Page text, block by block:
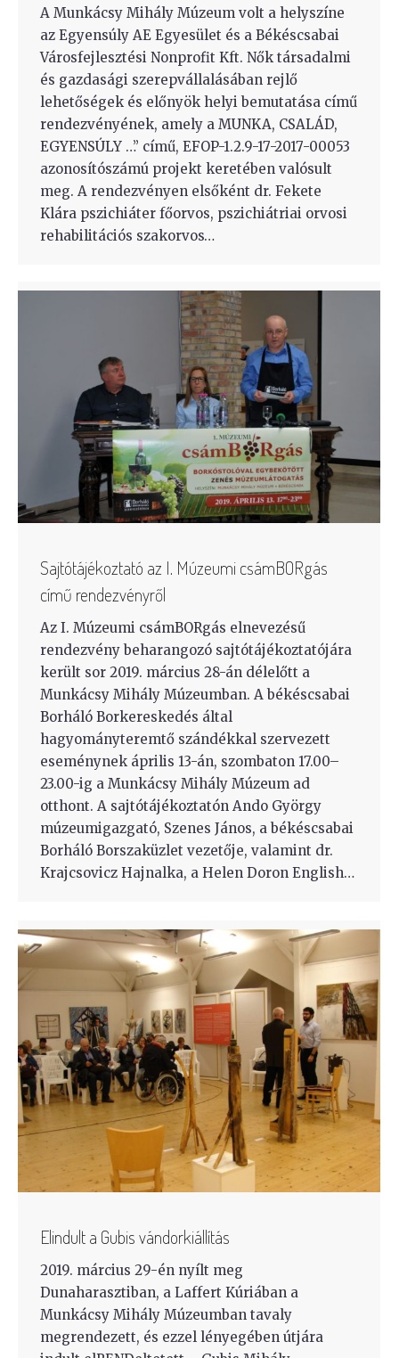
A Munkácsy Mihály Múzeum volt a helyszíne
az Egyensúly AE Egyesület és a Békéscsabai
Városfejlesztési Nonprofit Kft. Nők társadalmi
és gazdasági szerepvállalásában rejlő
lehetőségek és előnyök helyi bemutatása című
rendezvényének, amely a MUNKA, CSALÁD,
EGYENSÚLY …” című, EFOP-1.2.9-17-2017-00053
azonosítószámú projekt keretében valósult
meg. A rendezvényen elsőként dr. Fekete
Klára pszichiáter főorvos, pszichiátriai orvosi
rehabilitációs szakorvos…
Sajtótájékoztató az I. Múzeumi csámBORgás
című rendezvényről
Az I. Múzeumi csámBORgás elnevezésű
rendezvény beharangozó sajtótájékoztatójára
került sor 2019. március 28-án délelőtt a
Munkácsy Mihály Múzeumban. A békéscsabai
Borháló Borkereskedés által
hagyományteremtő szándékkal szervezett
eseménynek április 13-án, szombaton 17.00–
23.00-ig a Munkácsy Mihály Múzeum ad
otthont. A sajtótájékoztatón Ando György
múzeumigazgató, Szenes János, a békéscsabai
Borháló Borszaküzlet vezetője, valamint dr.
Krajcsovicz Hajnalka, a Helen Doron English…
Elindult a Gubis vándorkiállítás
2019. március 29-én nyílt meg
Dunaharasztiban, a Laffert Kúriában a
Munkácsy Mihály Múzeumban tavaly
megrendezett, és ezzel lényegében útjára